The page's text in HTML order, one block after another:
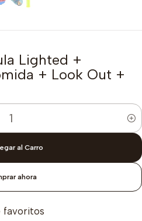
Lighted +
+ Look Out +
al Carro
ahora
favoritos